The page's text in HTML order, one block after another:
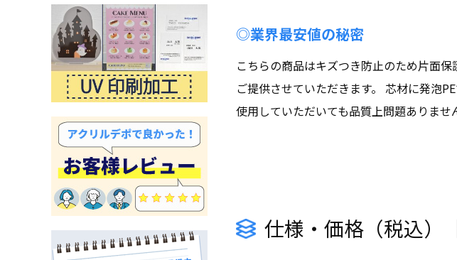
◎業界最安値の秘密
こちらの商品はキズつき防止のため片面
ご提供させていただきます。 芯材に発泡
使用していただいても品質上問題ありませ
仕様・価格（税込）